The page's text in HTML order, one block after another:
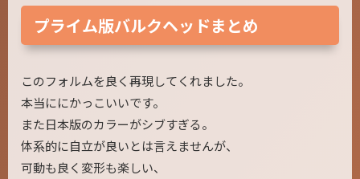
プライム版バルクヘッドまとめ
このフォルムを良く再現してくれました。
本当ににかっこいいです。
また日本版のカラーがシブすぎる。
体系的に自立が良いとは言えませんが、
可動も良く変形も楽しい、